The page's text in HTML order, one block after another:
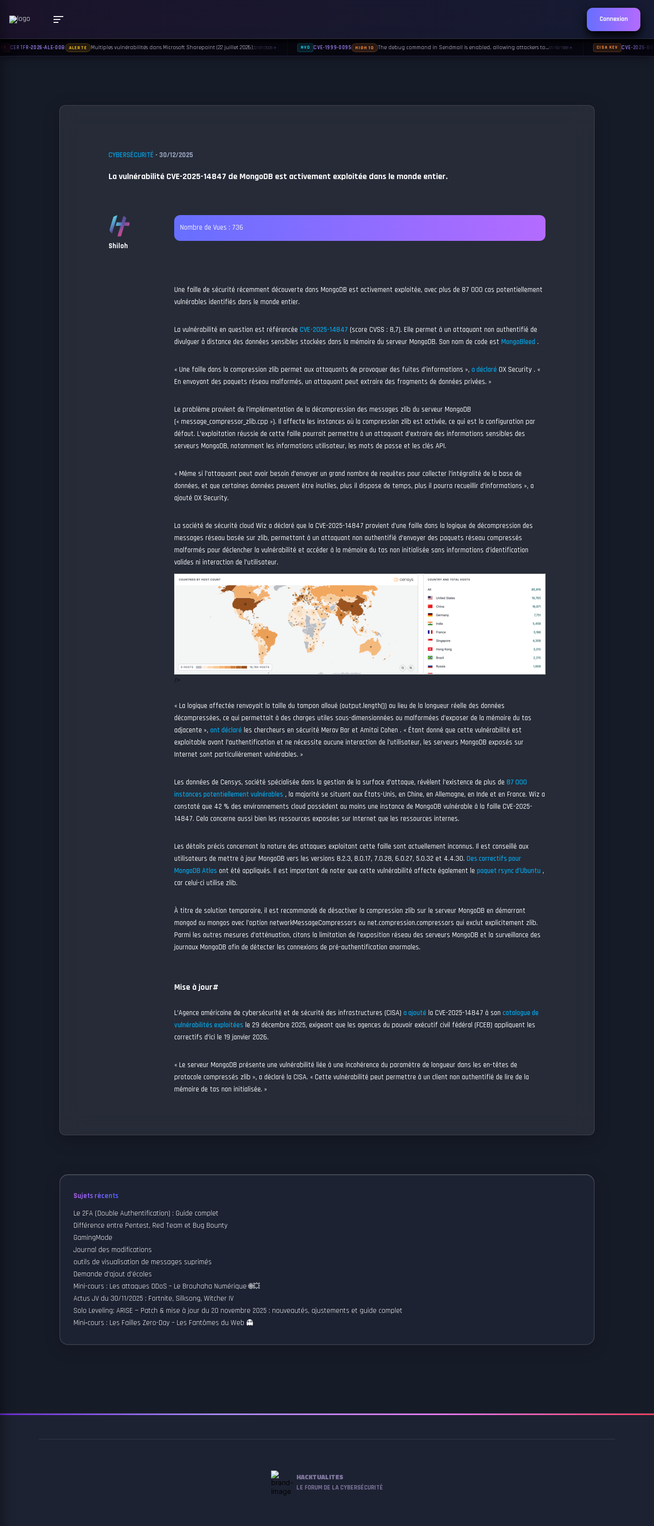
Connexion
CYBERSÉCURITÉ - 30/12/2025
La vulnérabilité CVE-2025-14847 de MongoDB est activement exploitée dans le monde entier.
Shiloh
Nombre de Vues : 736
Une faille de sécurité récemment découverte dans MongoDB est activement exploitée, avec plus de 87 000 cas potentiellement
vulnérables identifiés dans le monde entier.
La vulnérabilité en question est référencée CVE-2025-14847 (score CVSS : 8,7). Elle permet à un attaquant non authentifié de
divulguer à distance des données sensibles stockées dans la mémoire du serveur MongoDB. Son nom de code est MongoBleed .
« Une faille dans la compression zlib permet aux attaquants de provoquer des fuites d’informations », a déclaré OX Security . «
En envoyant des paquets réseau malformés, un attaquant peut extraire des fragments de données privées. »
Le problème provient de l’implémentation de la décompression des messages zlib du serveur MongoDB
(« message_compressor_zlib.cpp »). Il affecte les instances où la compression zlib est activée, ce qui est la configuration par
défaut. L’exploitation réussie de cette faille pourrait permettre à un attaquant d’extraire des informations sensibles des
serveurs MongoDB, notamment les informations utilisateur, les mots de passe et les clés API.
« Même si l’attaquant peut avoir besoin d’envoyer un grand nombre de requêtes pour collecter l’intégralité de la base de
données, et que certaines données peuvent être inutiles, plus il dispose de temps, plus il pourra recueillir d’informations », a
ajouté OX Security.
La société de sécurité cloud Wiz a déclaré que la CVE-2025-14847 provient d’une faille dans la logique de décompression des
messages réseau basée sur zlib, permettant à un attaquant non authentifié d’envoyer des paquets réseau compressés
malformés pour déclencher la vulnérabilité et accéder à la mémoire du tas non initialisée sans informations d’identification
valides ni interaction de l’utilisateur.
/>
« La logique affectée renvoyait la taille du tampon alloué (output.length()) au lieu de la longueur réelle des données
décompressées, ce qui permettait à des charges utiles sous-dimensionnées ou malformées d’exposer de la mémoire du tas
adjacente », ont déclaré les chercheurs en sécurité Merav Bar et Amitai Cohen . « Étant donné que cette vulnérabilité est
exploitable avant l’authentification et ne nécessite aucune interaction de l’utilisateur, les serveurs MongoDB exposés sur
Internet sont particulièrement vulnérables. »
Les données de Censys, société spécialisée dans la gestion de la surface d’attaque, révèlent l’existence de plus de 87 000
instances potentiellement vulnérables , la majorité se situant aux États-Unis, en Chine, en Allemagne, en Inde et en France. Wiz a
constaté que 42 % des environnements cloud possèdent au moins une instance de MongoDB vulnérable à la faille CVE-2025-
14847. Cela concerne aussi bien les ressources exposées sur Internet que les ressources internes.
Les détails précis concernant la nature des attaques exploitant cette faille sont actuellement inconnus. Il est conseillé aux
utilisateurs de mettre à jour MongoDB vers les versions 8.2.3, 8.0.17, 7.0.28, 6.0.27, 5.0.32 et 4.4.30. Des correctifs pour
MongoDB Atlas ont été appliqués. Il est important de noter que cette vulnérabilité affecte également le paquet rsync d’Ubuntu ,
car celui-ci utilise zlib.
À titre de solution temporaire, il est recommandé de désactiver la compression zlib sur le serveur MongoDB en démarrant
mongod ou mongos avec l’option networkMessageCompressors ou net.compression.compressors qui exclut explicitement zlib.
Parmi les autres mesures d’atténuation, citons la limitation de l’exposition réseau des serveurs MongoDB et la surveillance des
journaux MongoDB afin de détecter les connexions de pré-authentification anormales.
Mise à jour#
L’Agence américaine de cybersécurité et de sécurité des infrastructures (CISA) a ajouté la CVE-2025-14847 à son catalogue de
vulnérabilités exploitées le 29 décembre 2025, exigeant que les agences du pouvoir exécutif civil fédéral (FCEB) appliquent les
correctifs d’ici le 19 janvier 2026.
« Le serveur MongoDB présente une vulnérabilité liée à une incohérence du paramètre de longueur dans les en-têtes de
protocole compressés zlib », a déclaré la CISA. « Cette vulnérabilité peut permettre à un client non authentifié de lire de la
mémoire de tas non initialisée. »
Sujets récents
Le 2FA (Double Authentification) : Guide complet
Différence entre Pentest, Red Team et Bug Bounty
GamingMode
Journal des modifications
outils de visualisation de messages suprimés
Demande d’ajout d’écoles
Mini-cours : Les attaques DDoS – Le Brouhaha Numérique 🌐💥
Actus JV du 30/11/2025 : Fortnite, Silksong, Witcher IV
Solo Leveling: ARISE — Patch & mise à jour du 20 novembre 2025 : nouveautés, ajustements et guide complet
Mini‑cours : Les Failles Zero-Day – Les Fantômes du Web 👻
HACKTUALITES
LE FORUM DE LA CYBERSÉCURITÉ
CERTFR-2026-ALE-008 ALERTE Multiples vulnérabilités dans Microsoft Sharepoint (22 juillet 2026)22/07/2026 ◆ NVD CVE-1999-0095 HIGH 10 The debug command in Sendmail is enabled, allowing attackers to…01/10/1988 ◆ CISA KEV CVE-2026-